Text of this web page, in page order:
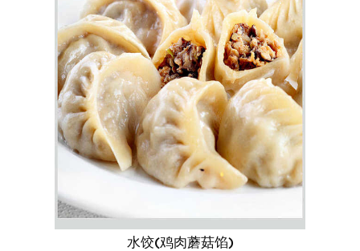
水饺(鸡肉蘑菇馅)